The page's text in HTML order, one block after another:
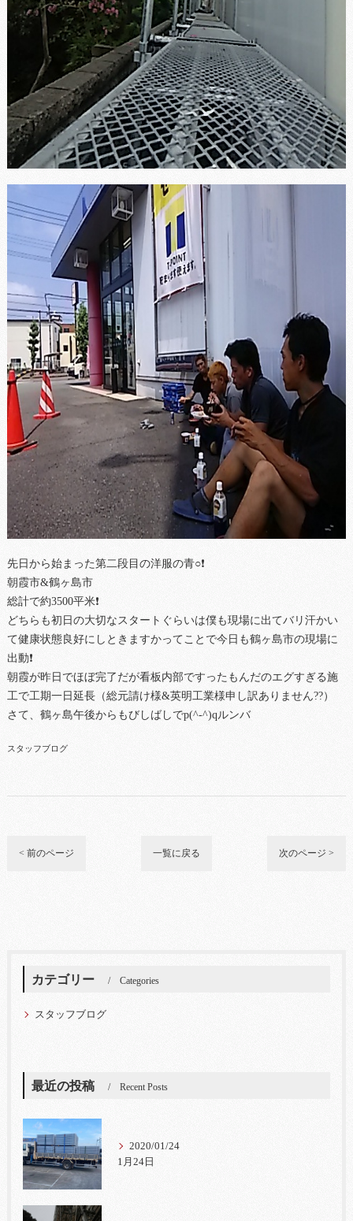
先日から始まった第二段目の洋服の青○❗
朝霞市&鶴ヶ島市
総計で約3500平米❗
どちらも初日の大切なスタートぐらいは僕も現場に出てバリ汗かい
て健康状態良好にしときますかってことで今日も鶴ヶ島市の現場に
出動❗
朝霞が昨日でほぼ完了だが看板内部ですったもんだのエグすぎる施
工で工期一日延長（総元請け様&英明工業様申し訳ありません??）
さて、鶴ヶ島午後からもびしばしでp(^-^)qルンバ
スタッフブログ
< 前のページ 一覧に戻る 次のページ >
カテゴリー Categories
スタッフブログ
最近の投稿 Recent Posts
2020/01/24
1月24日